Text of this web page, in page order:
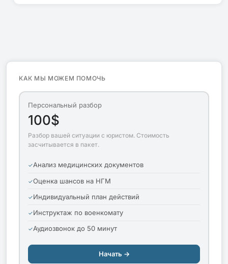
КАК МЫ МОЖЕМ ПОМОЧЬ
Персональный разбор
100$
Разбор вашей ситуации с юристом. Стоимость
засчитывается в пакет.
Анализ медицинских документов
Оценка шансов на НГМ
Индивидуальный план действий
Инструктаж по военкомату
Аудиозвонок до 50 минут
Начать →